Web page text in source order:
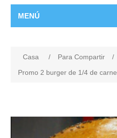
MENÚ
Casa / Para Compartir
/
Promo 2 burger de 1/4 de carne